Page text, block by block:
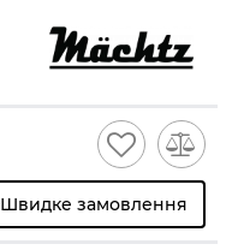
Швидке замовлення